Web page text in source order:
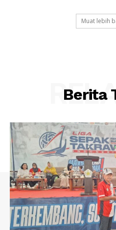
Muat lebih
Berita